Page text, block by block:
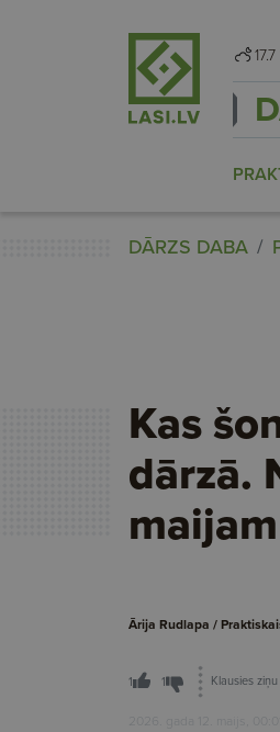
DĀRZS DABA
Kas
dārzā.
maijam
Ārija Rudlapa /
1 1 Klausies
2026. gada 12. maijs, 00:01